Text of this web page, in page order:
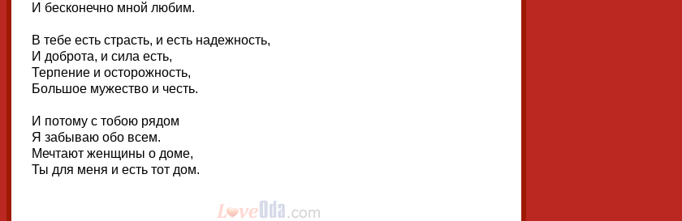
И бесконечно мной любим.
В тебе есть страсть, и есть надежность,
И доброта, и сила есть,
Терпение и осторожность,
Большое мужество и честь.
И потому с тобою рядом
Я забываю обо всем.
Мечтают женщины о доме,
Ты для меня и есть тот дом.